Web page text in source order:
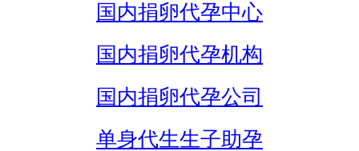
国内捐卵代孕中心
国内捐卵代孕机构
国内捐卵代孕公司
单身代生生子助孕